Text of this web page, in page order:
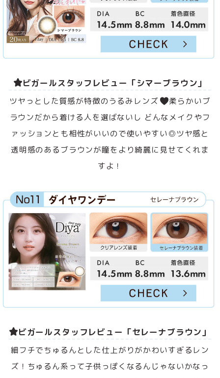
ビガールスタッフレビュー「シマーブラウン」
ツヤっとした質感が特徴のうるみレンズ
柔らかいブ
ラウンだから着ける人を選ばないし どんなメイクやフ
ァッションとも相性がいいので使いやすい◎ツヤ感と
透明感のあるブラウンが瞳をより綺麗に見せてくれま
すよ！
ビガールスタッフレビュー「セレーナブラウン」
細フチでちゅるんとした仕上がりがかわいすぎるレン
ズ！ちゅるん系って子供っぽくなるんじゃないかなっ